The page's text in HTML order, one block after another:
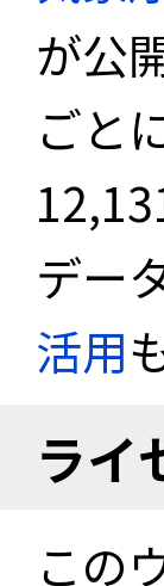
が公
ごと
デー
活用
ライ
この